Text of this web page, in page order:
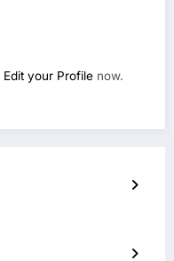
Edit your Profile now.